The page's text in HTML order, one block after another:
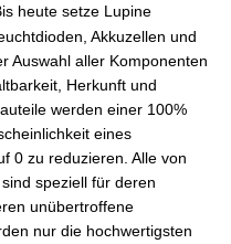
heute setze Lupine
Akkuzellen und
Auswahl aller Komponenten
Herkunft und
werden einer 100%
eines
0 zu reduzieren. Alle von
speziell für deren
unübertroffene
nur die hochwertigsten